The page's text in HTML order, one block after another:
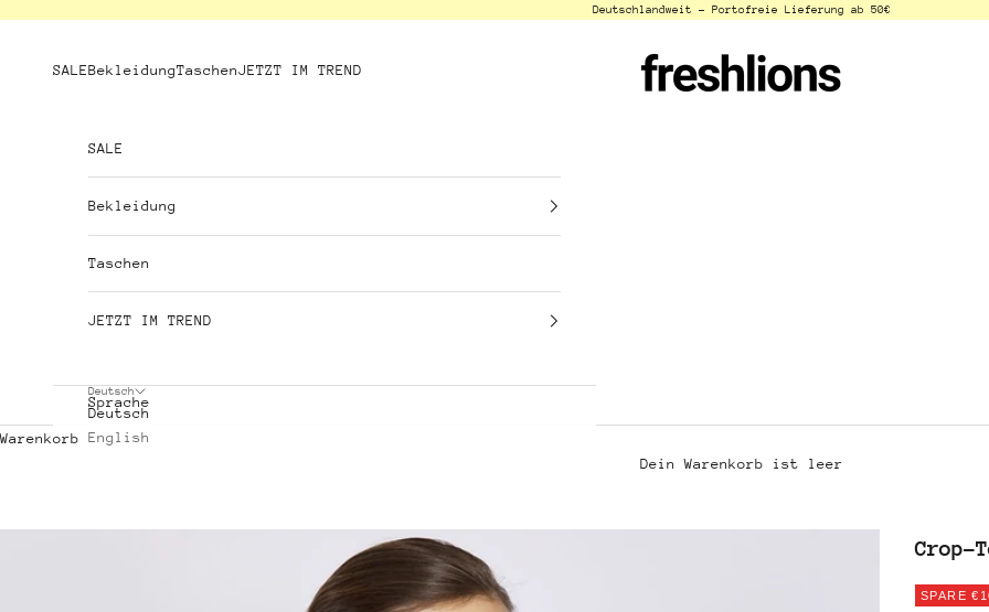
Deutschlandweit - Portofreie Lieferung ab 50€
freshlions
SALEBekleidungTaschenJETZT IM TREND
SALE
Bekleidung
Taschen
JETZT IM TREND
Deutsch
Sprache
Deutsch
English
Warenkorb
Dein Warenkorb ist leer
Crop-
SPARE